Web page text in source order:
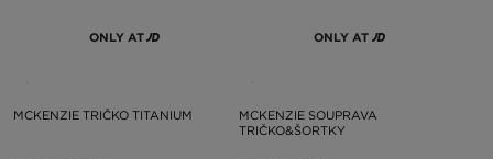
ONLY AT
MCKENZIE TRIČKO TITANIUM
ONLY AT
MCKENZIE SOUPRAVA
TRIČKO&ŠORTKY